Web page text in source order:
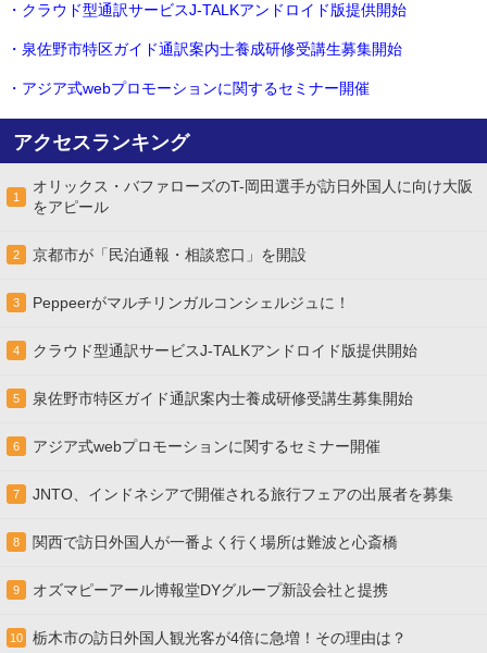
・クラウド型通訳サービスJ-TALKアンドロイド版提供開始
・泉佐野市特区ガイド通訳案内士養成研修受講生募集開始
・アジア式webプロモーションに関するセミナー開催
アクセスランキング
1
オリックス・バファローズのT-岡田選手が訪日外国人に向け大阪
をアピール
2 京都市が「民泊通報・相談窓口」を開設
3 Peppeerがマルチリンガルコンシェルジュに！
4 クラウド型通訳サービスJ-TALKアンドロイド版提供開始
5 泉佐野市特区ガイド通訳案内士養成研修受講生募集開始
6 アジア式webプロモーションに関するセミナー開催
7 JNTO、インドネシアで開催される旅行フェアの出展者を募集
8 関西で訪日外国人が一番よく行く場所は難波と心斎橋
9 オズマピーアール博報堂DYグループ新設会社と提携
10 栃木市の訪日外国人観光客が4倍に急増！その理由は？